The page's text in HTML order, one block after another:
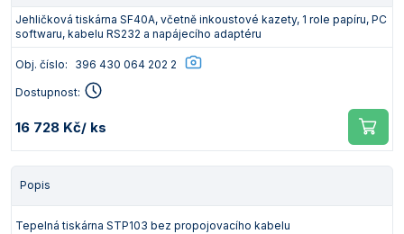
Jehličková tiskárna SF40A, včetně inkoustové kazety, 1 role papíru, PC
softwaru, kabelu RS232 a napájecího adaptéru
Obj. číslo: 396 430 064 202 2
Dostupnost:
16 728 Kč/ ks
Popis
Tepelná tiskárna STP103 bez propojovacího kabelu